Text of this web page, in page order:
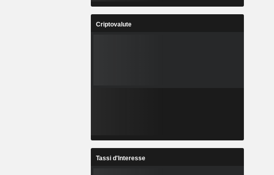
Criptovalute
Tassi d'Interesse